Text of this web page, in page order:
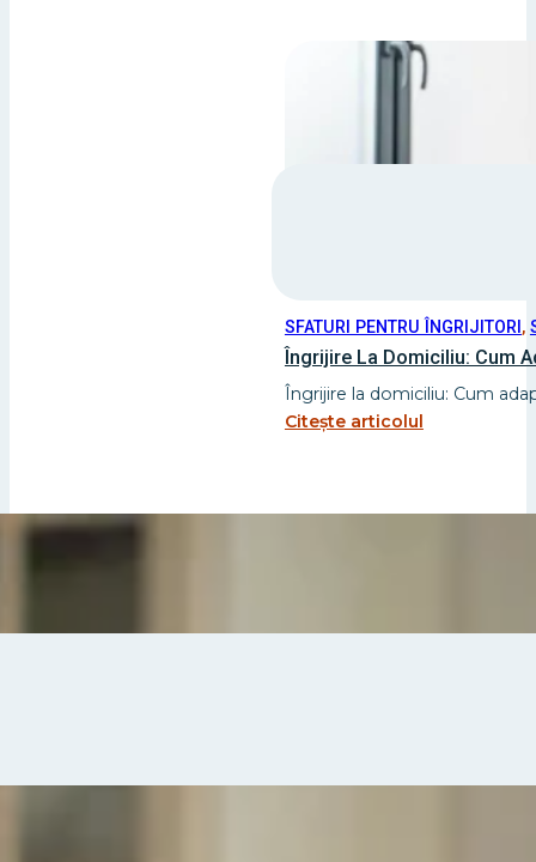
SFATURI PENTRU ÎNGRIJITORI ,
Îngrijire La Domiciliu: Cum
Îngrijire la domiciliu: Cum
Citește articolul